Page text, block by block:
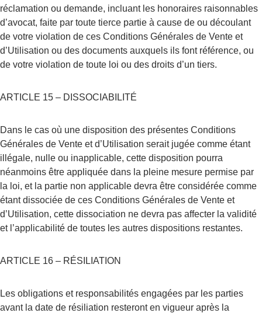
réclamation ou demande, incluant les honoraires raisonnables
d’avocat, faite par toute tierce partie à cause de ou découlant
de votre violation de ces Conditions Générales de Vente et
d’Utilisation ou des documents auxquels ils font référence, ou
de votre violation de toute loi ou des droits d’un tiers.
ARTICLE 15 – DISSOCIABILITÉ
Dans le cas où une disposition des présentes Conditions
Générales de Vente et d’Utilisation serait jugée comme étant
illégale, nulle ou inapplicable, cette disposition pourra
néanmoins être appliquée dans la pleine mesure permise par
la loi, et la partie non applicable devra être considérée comme
étant dissociée de ces Conditions Générales de Vente et
d’Utilisation, cette dissociation ne devra pas affecter la validité
et l’applicabilité de toutes les autres dispositions restantes.
ARTICLE 16 – RÉSILIATION
Les obligations et responsabilités engagées par les parties
avant la date de résiliation resteront en vigueur après la